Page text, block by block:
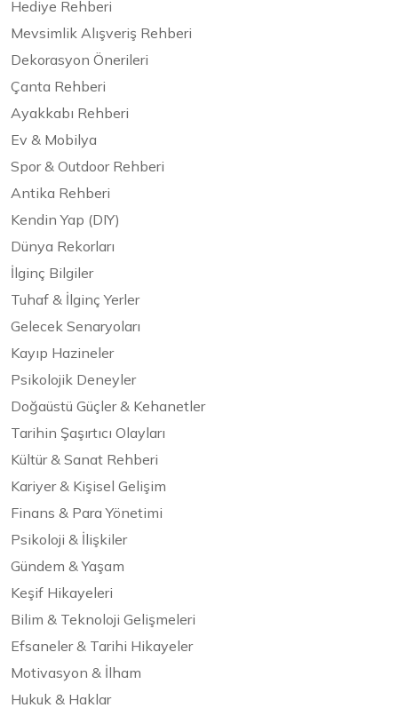
Hediye Rehberi
Mevsimlik Alışveriş Rehberi
Dekorasyon Önerileri
Çanta Rehberi
Ayakkabı Rehberi
Ev & Mobilya
Spor & Outdoor Rehberi
Antika Rehberi
Kendin Yap (DIY)
Dünya Rekorları
İlginç Bilgiler
Tuhaf & İlginç Yerler
Gelecek Senaryoları
Kayıp Hazineler
Psikolojik Deneyler
Doğaüstü Güçler & Kehanetler
Tarihin Şaşırtıcı Olayları
Kültür & Sanat Rehberi
Kariyer & Kişisel Gelişim
Finans & Para Yönetimi
Psikoloji & İlişkiler
Gündem & Yaşam
Keşif Hikayeleri
Bilim & Teknoloji Gelişmeleri
Efsaneler & Tarihi Hikayeler
Motivasyon & İlham
Hukuk & Haklar